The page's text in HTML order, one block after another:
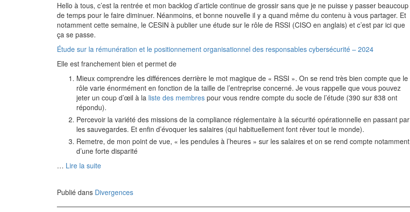
Hello à tous, c’est la rentrée et mon backlog d’article continue de grossir sans que je ne puisse y passer beaucoup
de temps pour le faire diminuer. Néanmoins, et bonne nouvelle il y a quand même du contenu à vous partager. Et
notamment cette semaine, le CESIN à publier une étude sur le rôle de RSSI (CISO en anglais) et c’est par ici que
ça se passe.
Étude sur la rémunération et le positionnement organisationnel des responsables cybersécurité – 2024
Elle est franchement bien et permet de
Mieux comprendre les différences derrière le mot magique de « RSSI ». On se rend très bien compte que le
rôle varie énormément en fonction de la taille de l’entreprise concerné. Je vous rappelle que vous pouvez
jeter un coup d’œil à la liste des membres pour vous rendre compte du socle de l’étude (390 sur 838 ont
répondu).
Percevoir la variété des missions de la compliance réglementaire à la sécurité opérationnelle en passant par
les sauvegardes. Et enfin d’évoquer les salaires (qui habituellement font rêver tout le monde).
Remetre, de mon point de vue, « les pendules à l’heures » sur les salaires et on se rend compte notamment
d’une forte disparité
… Lire la suite
Publié dans Divergences